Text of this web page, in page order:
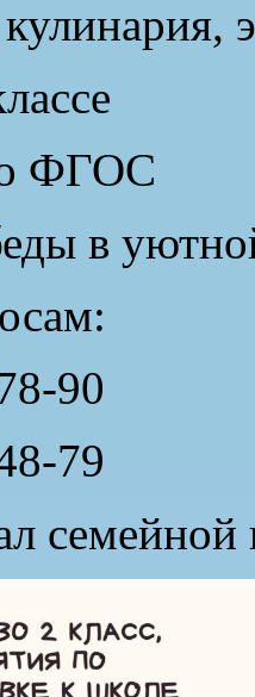
ФГОС
в
90
79